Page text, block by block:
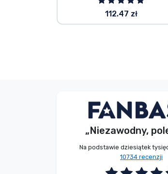
112.47 zł
„Niezawodny,
Na podstawie dziesiątek
10734 recenzji
S. Kevin
2026. 08.